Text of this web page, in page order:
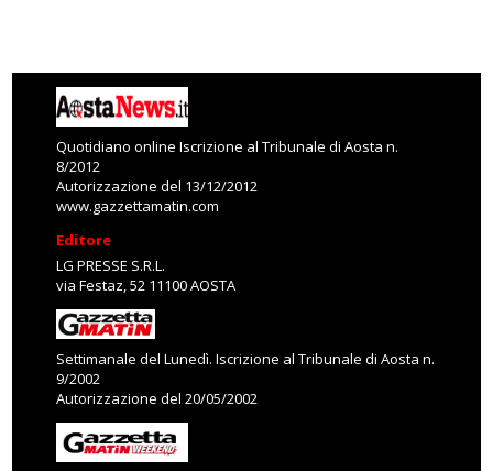
Quotidiano online Iscrizione al Tribunale di Aosta n.
8/2012
Autorizzazione del 13/12/2012
www.gazzettamatin.com
Editore
LG PRESSE S.R.L.
via Festaz, 52 11100 AOSTA
Settimanale del Lunedì. Iscrizione al Tribunale di Aosta n.
9/2002
Autorizzazione del 20/05/2002